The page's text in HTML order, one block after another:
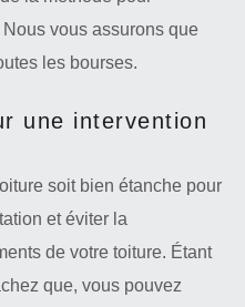
vous assurons que
les bourses.
une intervention
soit bien étanche pour
et éviter la
de votre toiture. Étant
que, vous pouvez